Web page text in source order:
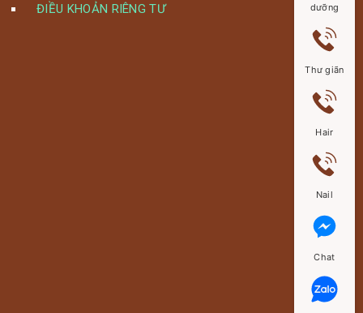
ĐIỀU KHOẢN RIÊNG TƯ
dưỡng
Thư giãn
Hair
Nail
Chat